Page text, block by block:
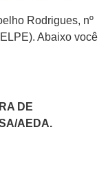
Rodrigues, nº
Abaixo você
DE
AEDA.